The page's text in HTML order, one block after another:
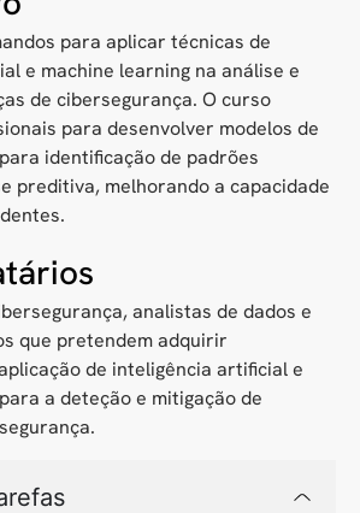
para aplicar técnicas de
e machine learning na análise e
de cibersegurança. O curso
para desenvolver modelos de
identificação de padrões
preditiva, melhorando a capacidade
analistas de dados e
que pretendem adquirir
de inteligência artificial e
a deteção e mitigação de